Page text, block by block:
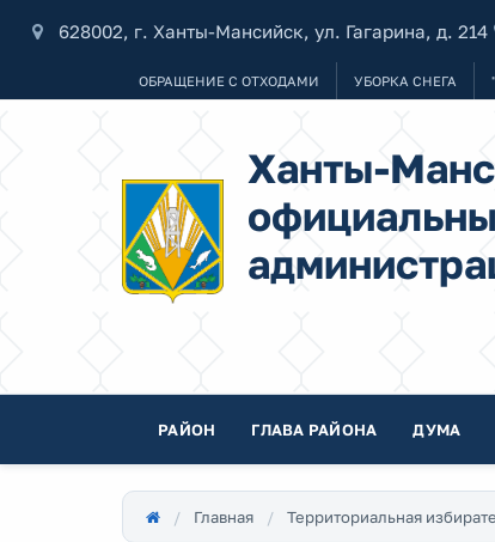
628002, г. Ханты-Мансийск, ул. Гагарина, д. 214
ОБРАЩЕНИЕ С ОТХОДАМИ УБОРКА СНЕГА
Ханты-
РАЙОН ГЛАВА РАЙОНА ДУМА
Главная Территориальная